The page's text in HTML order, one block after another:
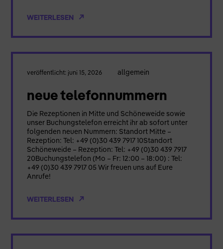
WEITERLESEN
veröffentlicht: juni 15, 2026 allgemein
neue telefonnummern
Die Rezeptionen in Mitte und Schöneweide sowie
unser Buchungstelefon erreicht ihr ab sofort unter
folgenden neuen Nummern: Standort Mitte –
Rezeption: Tel: +49 (0)30 439 7917 10Standort
Schöneweide – Rezeption: Tel: +49 (0)30 439 7917
20Buchungstelefon (Mo – Fr: 12:00 – 18:00) : Tel:
+49 (0)30 439 7917 05 Wir freuen uns auf Eure
Anrufe!
WEITERLESEN